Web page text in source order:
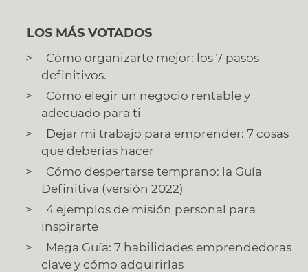
LOS MÁS VOTADOS
Cómo organizarte mejor: los 7 pasos
definitivos.
Cómo elegir un negocio rentable y
adecuado para ti
Dejar mi trabajo para emprender: 7 cosas
que deberías hacer
Cómo despertarse temprano: la Guía
Definitiva (versión 2022)
4 ejemplos de misión personal para
inspirarte
Mega Guía: 7 habilidades emprendedoras
clave y cómo adquirirlas